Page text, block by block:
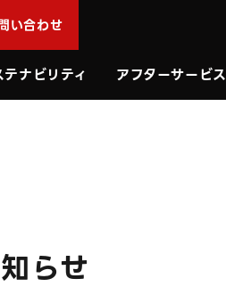
い合わせ
テナビリティ アフターサービス
らせ